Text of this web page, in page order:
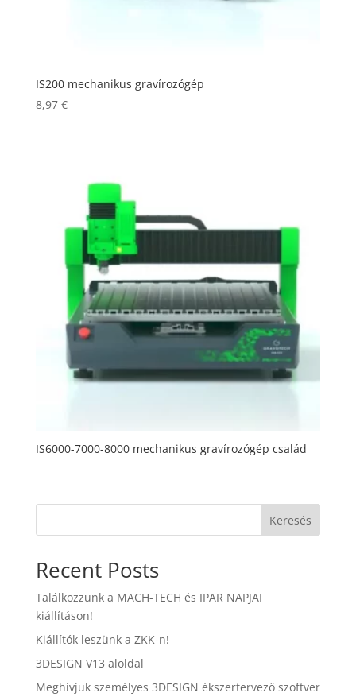
IS200 mechanikus gravírozógép
8,97 €
IS6000-7000-8000 mechanikus gravírozógép család
Keresés
Recent Posts
Találkozzunk a MACH-TECH és IPAR NAPJAI
kiállításon!
Kiállítók leszünk a ZKK-n!
3DESIGN V13 aloldal
Meghívjuk személyes 3DESIGN ékszertervező szoftver